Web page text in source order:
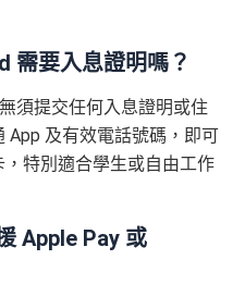
需要入息證明嗎？
須提交任何入息證明或住
App 及有效電話號碼，即可
特別適合學生或自由工作
Apple Pay 或